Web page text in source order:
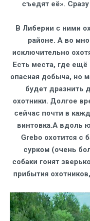
съедят её».
В Либерии с ними
районе. А во
исключительно
Есть места, где ещё
опасная добыча, но
будет дразнить
охотники. Долгое
сейчас почти в
винтовка.А вдоль
Grebo охотится с
сурком (очень
собаки гонят
прибытия